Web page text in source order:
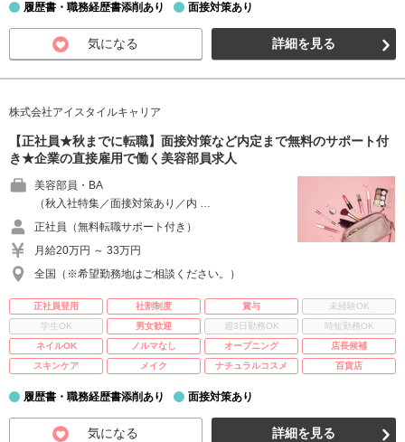
履歴書・職務経歴書添削あり 面接対策あり
気になる 詳細を見る
株式会社アイスタイルキャリア
【正社員★秋までに転職】面接対策など内定まで無料のサポート付
き★企業の直接雇用で働く美容部員求人
美容部員・BA
（秋入社特集／面接対策あり／内 …
正社員（無料転職サポート付き）
月給20万円 ～ 33万円
全国（※希望勤務地はご相談ください。）
正社員登用 社割制度 賞与
未経験OK
学生OK
男女歓迎 週3日勤務OK
時短勤務OK
ネイルOK
ノルマなし オープニング
店長候補
スキンケア
メイク ナチュラルコスメ 百貨店
履歴書・職務経歴書添削あり 面接対策あり
気になる 詳細を見る